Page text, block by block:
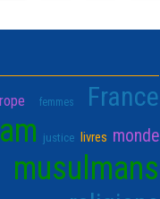
femmes France
justice livres monde
musulmans